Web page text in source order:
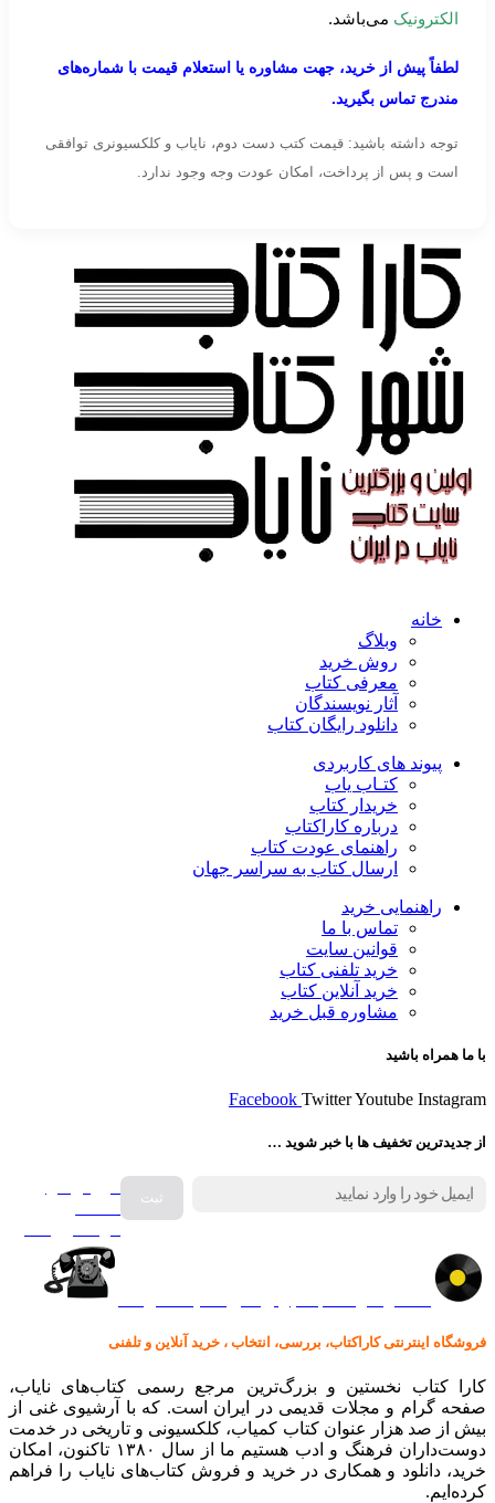
الکترونیک می‌باشد.
لطفاً پیش از خرید، جهت مشاوره یا استعلام قیمت با شماره‌های
مندرج تماس بگیرید.
توجه داشته باشید: قیمت کتب دست دوم، نایاب و کلکسیونری توافقی
است و پس از پرداخت، امکان عودت وجه وجود ندارد.
خانه
وبلاگ
روش خرید
معرفی کتاب
آثار نویسندگان
دانلود رایگان کتاب
پیوند های کاربردی
کتـاب یاب
خریدار کتاب
درباره کاراکتاب
راهنمای عودت کتاب
ارسال کتاب به سراسر جهان
راهنمایی خرید
تماس با ما
قوانین سایت
خرید تلفنی کتاب
خرید آنلاین کتاب
مشاوره قبل خرید
با ما همراه باشید
Facebook TwitterYoutube Instagram
از جدیدترین تخفیف ها با خبر شوید …
فروش انواع
فروشگاه اینترنتی کاراکتاب، بررسی، انتخاب ، خرید آنلاین و تلفنی
کارا کتاب نخستین و بزرگ‌ترین مرجع رسمی کتاب‌های نایاب،
صفحه گرام و مجلات قدیمی در ایران است. که با آرشیوی غنی از
بیش از صد هزار عنوان کتاب کمیاب، کلکسیونی و تاریخی در خدمت
دوست‌داران فرهنگ و ادب هستیم ما از سال ۱۳۸۰ تاکنون، امکان
خرید، دانلود و همکاری در خرید و فروش کتاب‌های نایاب را فراهم
کرده‌ایم.